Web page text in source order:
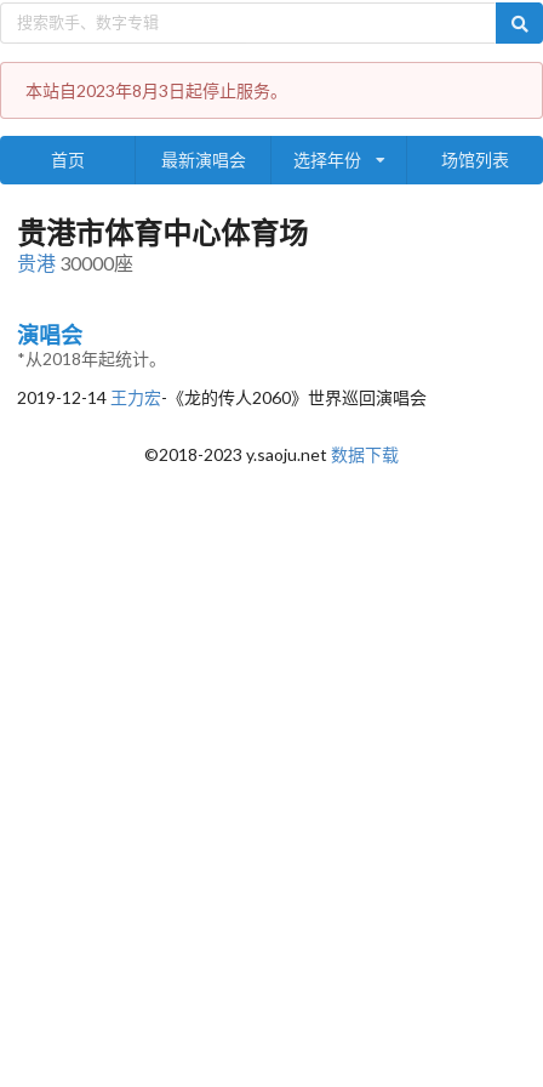
本站自2023年8月3日起停止服务。
首页 最新演唱会 选择年份 场馆列表
贵港市体育中心体育场
贵港 30000座
演唱会
*从2018年起统计。
2019-12-14 王力宏-《龙的传人2060》世界巡回演唱会
©2018-2023 y.saoju.net 数据下载